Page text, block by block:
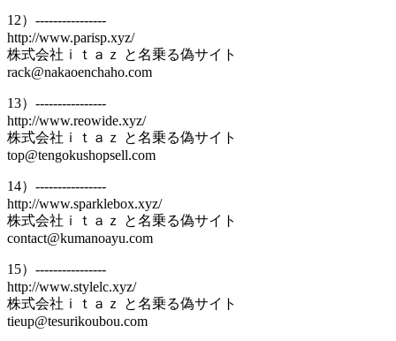
12）----------------
http://www.parisp.xyz/
株式会社ｉｔａｚ と名乗る偽サイト
rack@nakaoenchaho.com
13）----------------
http://www.reowide.xyz/
株式会社ｉｔａｚ と名乗る偽サイト
top@tengokushopsell.com
14）----------------
http://www.sparklebox.xyz/
株式会社ｉｔａｚ と名乗る偽サイト
contact@kumanoayu.com
15）----------------
http://www.stylelc.xyz/
株式会社ｉｔａｚ と名乗る偽サイト
tieup@tesurikoubou.com